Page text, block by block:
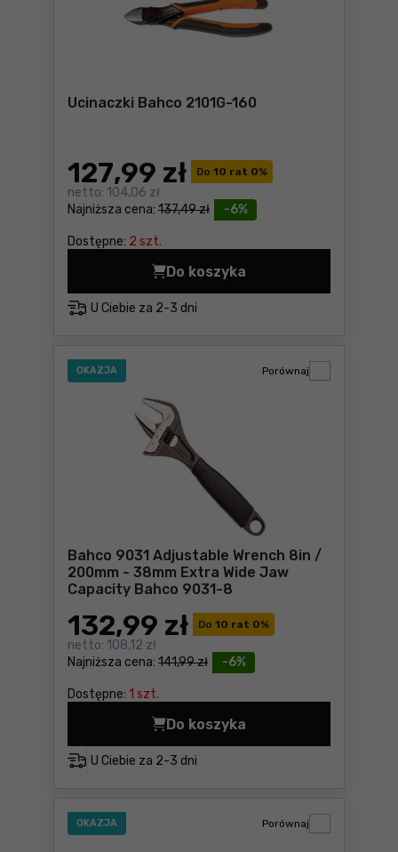
Ucinaczki Bahco 2101G-160
Do 10 rat 0%
-6%
Najniższa cena: 137,49 zł
127,99 zł
netto: 104,06 zł
Dostępne: 2 szt.
U Ciebie za 2-3 dni
Do koszyka
Ucinaczki Bahco 2101G-160
OKAZJA
Bahco 9031 Adjustable Wrench 8in /
200mm - 38mm Extra Wide Jaw
Capacity Bahco 9031-8
Do 10 rat 0%
-6%
Najniższa cena: 141,99 zł
132,99 zł
netto: 108,12 zł
Dostępne: 1 szt.
Porównaj
U Ciebie za 2-3 dni
Do koszyka
Bahco 9031 Adjustable
OKAZJA Porównaj